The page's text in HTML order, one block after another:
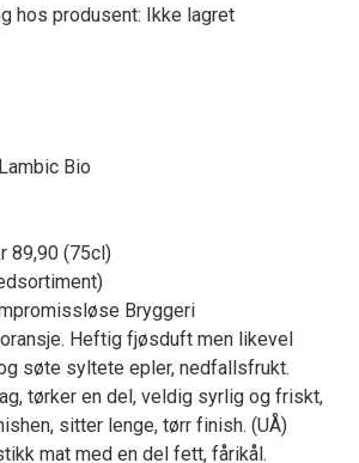
hos produsent: Ikke lagret
Bio
89,90 (75cl)
Bryggeri
Heftig fjøsduft men likevel
søte syltete epler, nedfallsfrukt.
tørker en del, veldig syrlig og friskt,
sitter lenge, tørr finish. (UÅ)
mat med en del fett, fårikål.